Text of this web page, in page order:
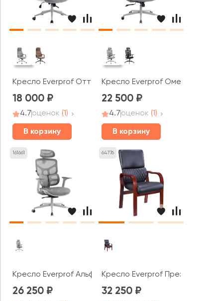
Кресло Everprof Отто / Otto
18 000
4.7оценок (1)
В корзину
Кресло Everprof Омега /
22 500
4.7оценок (1)
В корзину
161661
Кресло Everprof Альфа / Alfa
26 250
64776
Кресло Everprof Президент
32 250